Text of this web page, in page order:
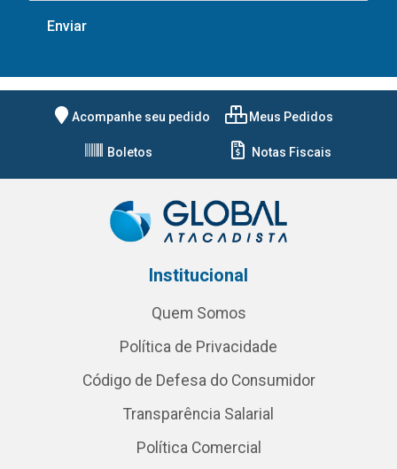
Acompanhe seu pedido Meus Pedidos
Boletos Notas Fiscais
Institucional
Quem Somos
Política de Privacidade
Código de Defesa do Consumidor
Transparência Salarial
Política Comercial